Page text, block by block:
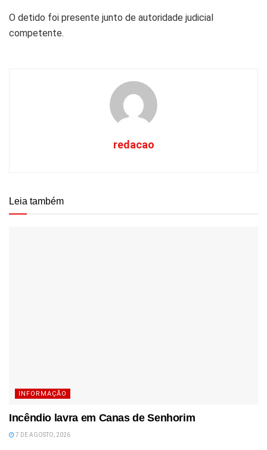
O detido foi presente junto de autoridade judicial
competente.
redacao
Leia também
INFORMAÇÃO
Incêndio lavra em Canas de Senhorim
7 DE AGOSTO, 2026